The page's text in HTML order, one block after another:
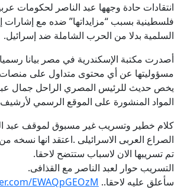
انتقادات حادة وجهها عبد الناصر لحكومات
فلسطينية بسبب “مزايداتها” ضده مع إشارات
السلمية بدلا من الحرب الشاملة ضد إسرائيل.
أصدرت مكتبة الإسكندرية في مصر بيانا
مسؤوليتها عن أي محتوى متداول على منصات
يخص حديث للرئيس المصري الراحل جمال
المواد المنشورة على الموقع الرسمي
كلام خطير وتسريب غير مسبوق لموقف عبد
الصراع العربى الاسرائيلى .اعتقد انها نسخه
تم تسريبها الان لاسباب ستتضح لاحقا.
التسريب حوار لعبد الناصر مع القذافى.
سأعلق عليه لاحقا.. EWAQpGEOzM